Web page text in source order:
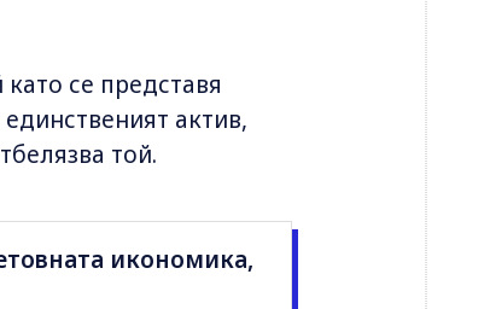
се представя
актив,
той.
икономика,